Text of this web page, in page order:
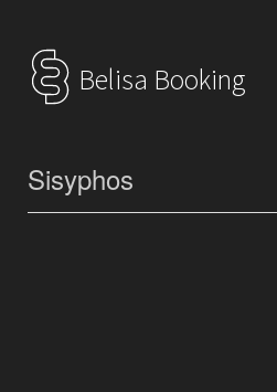
Belisa Booking
Sisyphos